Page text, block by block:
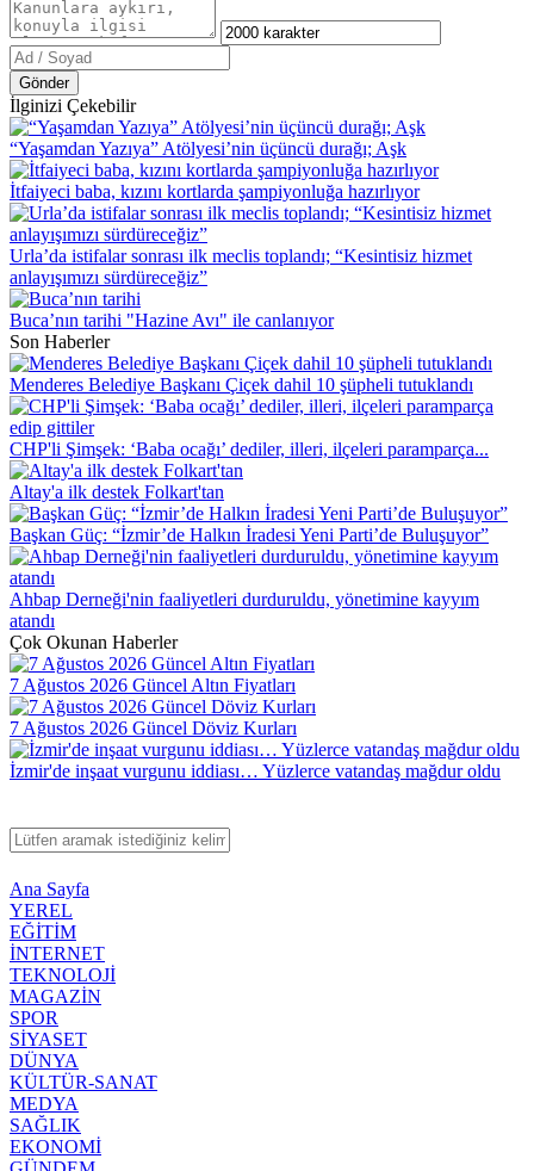
Gönder
İlginizi Çekebilir
“Yaşamdan Yazıya” Atölyesi’nin üçüncü durağı; Aşk
İtfaiyeci baba, kızını kortlarda şampiyonluğa hazırlıyor
Urla’da istifalar sonrası ilk meclis toplandı; “Kesintisiz hizmet
anlayışımızı sürdüreceğiz”
Buca’nın tarihi "Hazine Avı" ile canlanıyor
Son Haberler
Menderes Belediye Başkanı Çiçek dahil 10 şüpheli tutuklandı
CHP'li Şimşek: ‘Baba ocağı’ dediler, illeri, ilçeleri paramparça...
Altay'a ilk destek Folkart'tan
Başkan Güç: “İzmir’de Halkın İradesi Yeni Parti’de Buluşuyor”
Ahbap Derneği'nin faaliyetleri durduruldu, yönetimine kayyım
atandı
Çok Okunan Haberler
7 Ağustos 2026 Güncel Altın Fiyatları
7 Ağustos 2026 Güncel Döviz Kurları
İzmir'de inşaat vurgunu iddiası… Yüzlerce vatandaş mağdur oldu
Ana Sayfa
YEREL
EĞİTİM
İNTERNET
TEKNOLOJİ
MAGAZİN
SPOR
SİYASET
DÜNYA
KÜLTÜR-SANAT
MEDYA
SAĞLIK
EKONOMİ